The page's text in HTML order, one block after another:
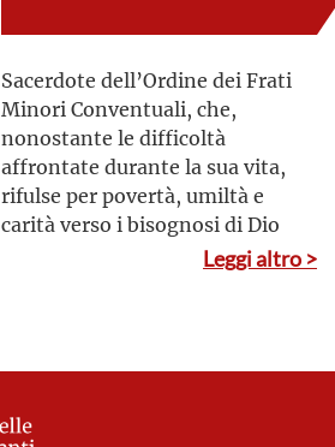
il prossimo. Nel giorno
in Polonia, passò ai celesti
gaudi
Sacerdote dell’Ordine dei Frati
Minori Conventuali, che,
nonostante le difficoltà
affrontate durante la sua vita,
rifulse per povertà, umiltà e
carità verso i bisognosi di Dio
Leggi altro >